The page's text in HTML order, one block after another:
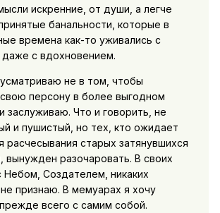
искренние, от души, а легче
банальности, которые в
времена как-то уживались с
с вдохновением.
не в том, чтобы
персону в более выгодном
заслуживаю. Что и говорить, не
и пушистый, но тех, кто ожидает
расчесывания старых затянувшихся
вынужден разочаровать. В своих
Небом, Создателем, никаких
признаю. В мемуарах я хочу
всего с самим собой.